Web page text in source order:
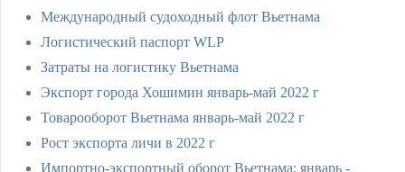
Международный судоходный флот Вьетнама
Логистический паспорт WLP
Затраты на логистику Вьетнама
Экспорт города Хошимин январь-май 2022 г
Товарооборот Вьетнама январь-май 2022 г
Рост экспорта личи в 2022 г
Импортно-экспортный оборот Вьетнама: январь -